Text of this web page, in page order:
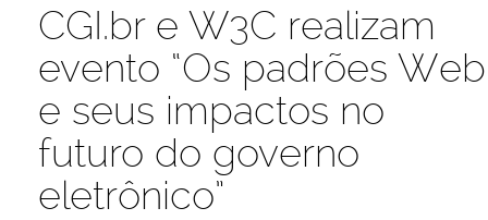
CGI.br e W3C realizam
evento “Os padrões Web
e seus impactos no
futuro do governo
eletrônico”